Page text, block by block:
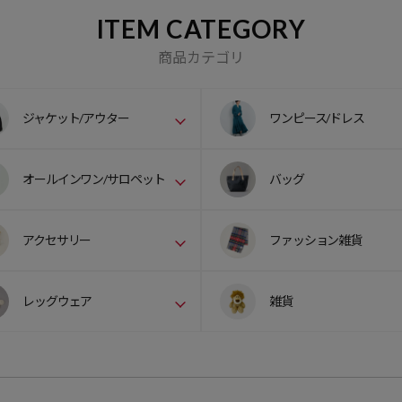
ITEM CATEGORY
商品カテゴリ
ジャケット/アウター ワンピース/ドレス
オールインワン/サロペット バッグ
アクセサリー ファッション雑貨
レッグウェア 雑貨